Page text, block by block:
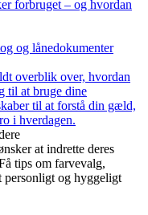
forbruget – og hvordan
og lånedokumenter
overblik over, hvordan
til at bruge dine
til at forstå din gæld,
i hverdagen.
at indrette deres
tips om farvevalg,
personligt og hyggeligt